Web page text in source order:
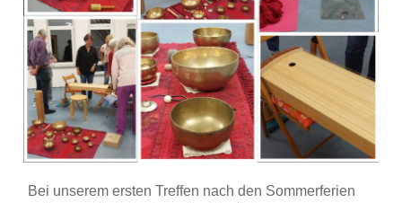
Bei unserem ersten Treffen nach den Sommerferien